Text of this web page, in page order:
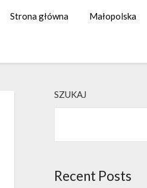
Strona główna Małopolska
SZUKAJ
Recent Posts